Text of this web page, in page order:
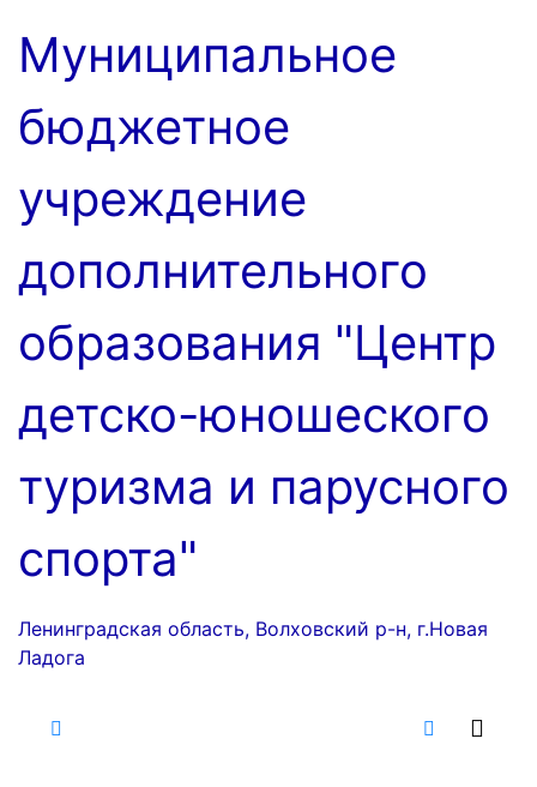
содержимому
Муниципальное
бюджетное
учреждение
дополнительного
образования "Центр
детско-юношеского
туризма и парусного
спорта"
Ленинградская область, Волховский р-н, г.Новая
Ладога